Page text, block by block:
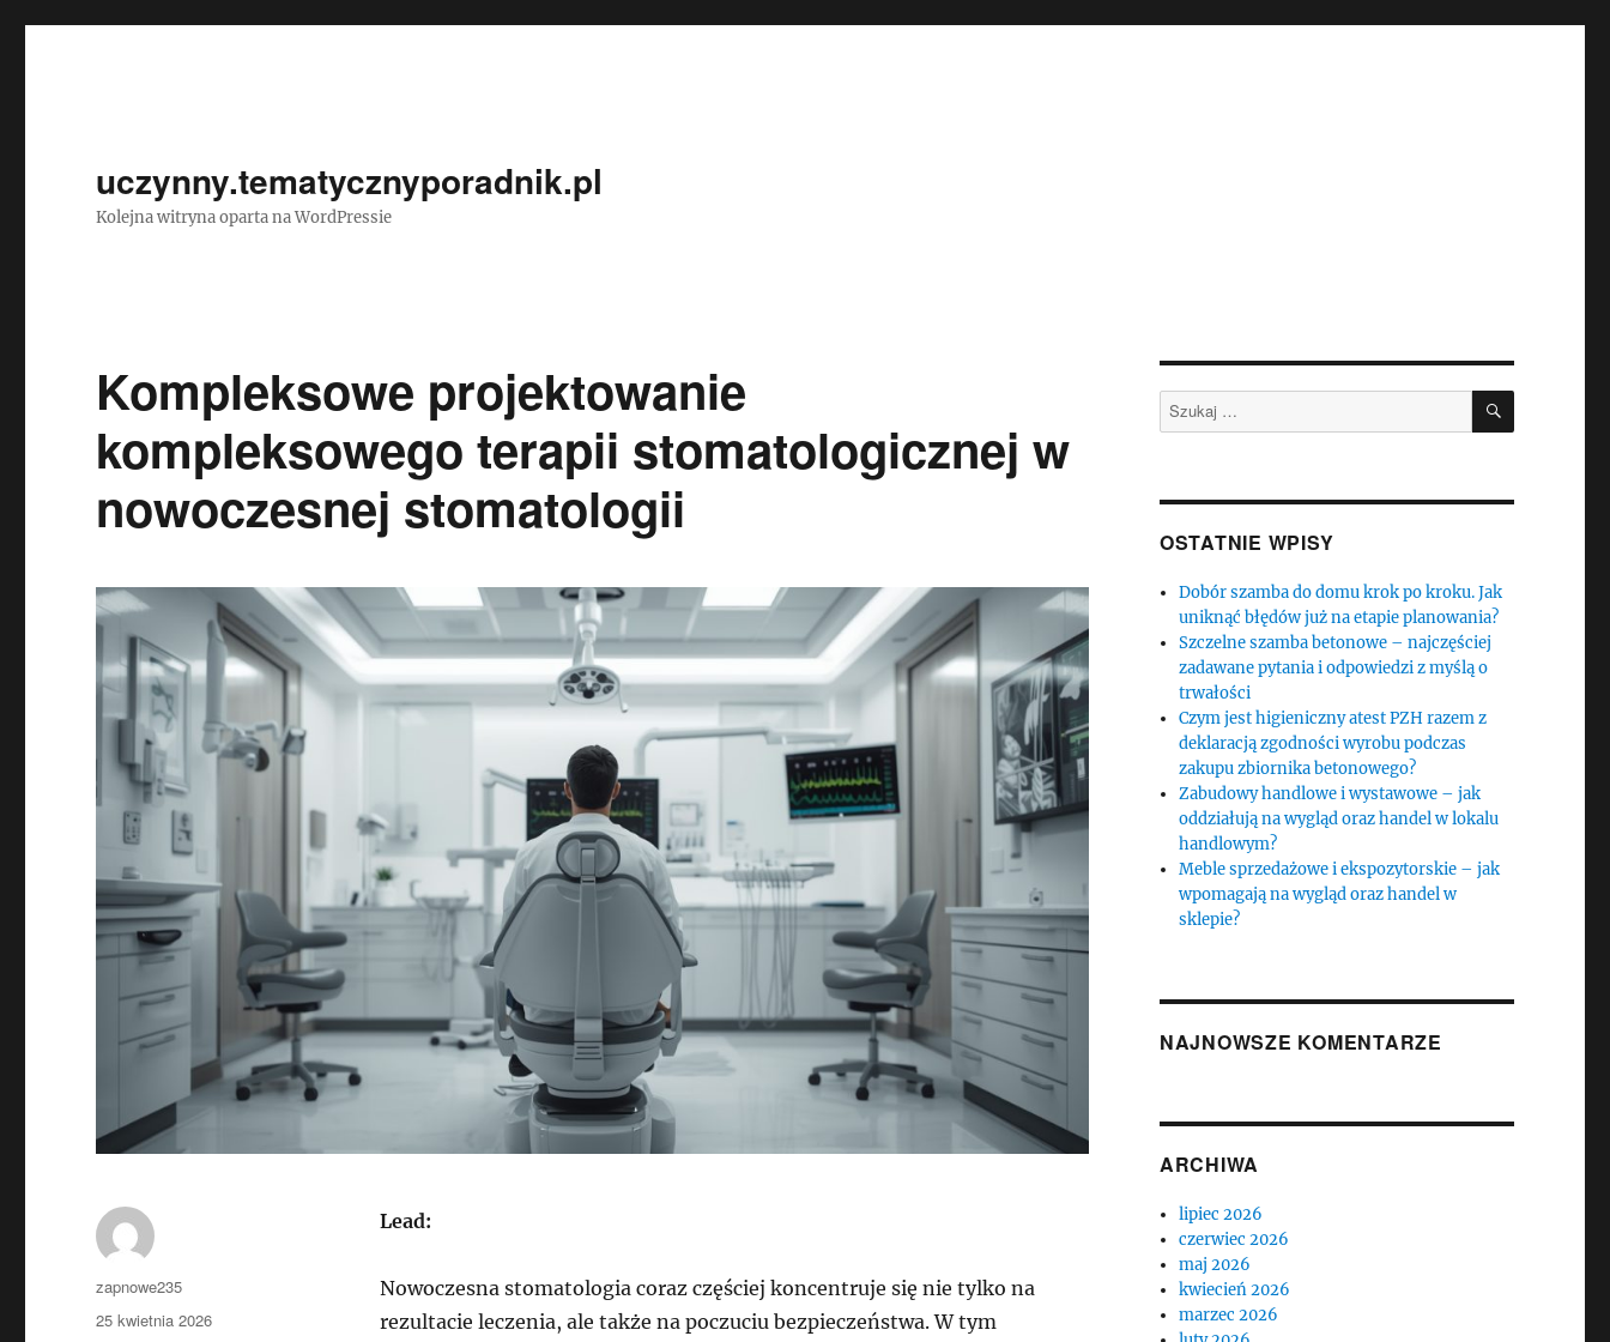
uczynny.tematycznyporadnik.pl
Kolejna witryna oparta na WordPressie
Kompleksowe projektowanie
kompleksowego terapii stomatologicznej w
nowoczesnej stomatologii
Lead:
Nowoczesna stomatologia coraz częściej koncentruje się nie tylko na
rezultacie leczenia, ale także na poczuciu bezpieczeństwa. W tym
Autor
zapnowe235
Data
25 kwietnia 2026
Szukaj: SZUKAJ
OSTATNIE WPISY
Dobór szamba do domu krok po kroku. Jak
uniknąć błędów już na etapie planowania?
Szczelne szamba betonowe – najczęściej
zadawane pytania i odpowiedzi z myślą o
trwałości
Czym jest higieniczny atest PZH razem z
deklaracją zgodności wyrobu podczas
zakupu zbiornika betonowego?
Zabudowy handlowe i wystawowe – jak
oddziałują na wygląd oraz handel w lokalu
handlowym?
Meble sprzedażowe i ekspozytorskie – jak
wpomagają na wygląd oraz handel w
sklepie?
NAJNOWSZE KOMENTARZE
ARCHIWA
lipiec 2026
czerwiec 2026
maj 2026
kwiecień 2026
marzec 2026